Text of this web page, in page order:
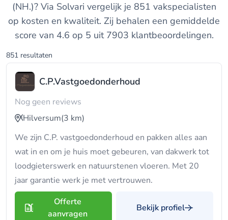
(NH.)? Via Solvari vergelijk je 851 vakspecialisten
op kosten en kwaliteit. Zij behalen een gemiddelde
score van 4.6 op 5 uit 7903 klantbeoordelingen.
851 resultaten
C.P.Vastgoedonderhoud
Nog geen reviews
Hilversum(3 km)
We zijn C.P. vastgoedonderhoud en pakken alles aan
wat in en om je huis moet gebeuren, van dakwerk tot
loodgieterswerk en natuurstenen vloeren. Met 20
jaar garantie werk je met vertrouwen.
Offerte
aanvragen
Bekijk profiel